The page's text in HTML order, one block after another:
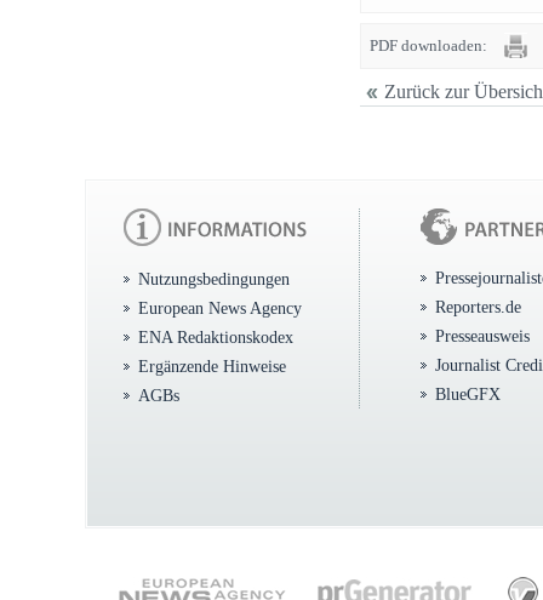
PDF downloaden:
Zurück zur
Nutzungsbedingungen
European News Agency
ENA Redaktionskodex
Ergänzende Hinweise
AGBs
Reporters.de
Presseausweis
Journalist
BlueGFX